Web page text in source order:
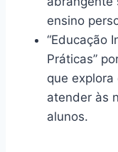
ensino
“Educação
Práticas”
que
atender às
alunos.